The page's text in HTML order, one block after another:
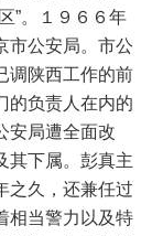
”。１９６６年
市公安局。市公
调陕西工作的前
的负责人在内的
安局遭全面改
其下属。彭真主
之久，还兼任过
相当警力以及特